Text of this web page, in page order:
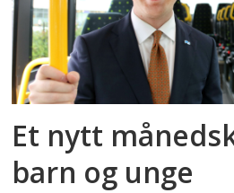
Et nytt
barn og unge